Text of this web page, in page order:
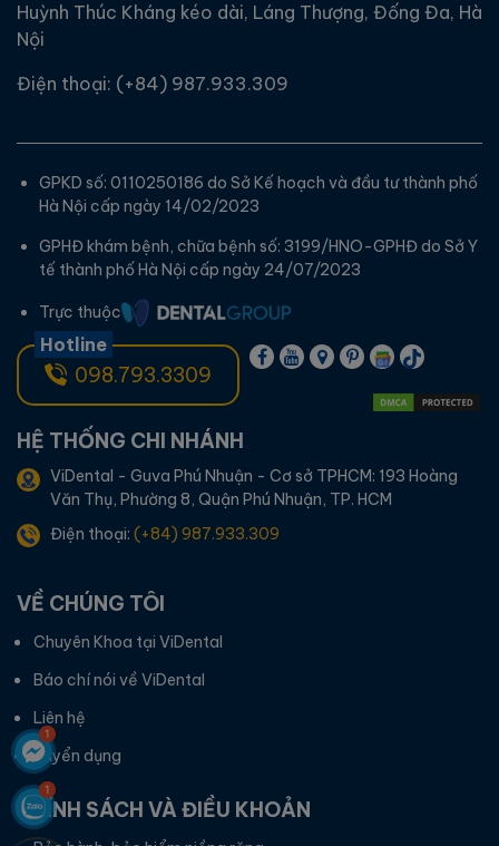
Huỳnh Thúc Kháng kéo dài, Láng Thượng, Đống Đa, Hà
Nội
Điện thoại: (+84) 987.933.309
GPKD số: 0110250186 do Sở Kế hoạch và đầu tư thành phố
Hà Nội cấp ngày 14/02/2023
GPHĐ khám bệnh, chữa bệnh số: 3199/HNO-GPHĐ do Sở Y
tế thành phố Hà Nội cấp ngày 24/07/2023
Trực thuộc
Hotline
098.793.3309
HỆ THỐNG CHI NHÁNH
ViDental - Guva Phú Nhuận - Cơ sở TPHCM: 193 Hoàng
Văn Thụ, Phường 8, Quận Phú Nhuận, TP. HCM
Điện thoại: (+84) 987.933.309
VỀ CHÚNG TÔI
Chuyên Khoa tại ViDental
Báo chí nói về ViDental
Liên hệ
Tuyển dụng
CHÍNH SÁCH VÀ ĐIỀU KHOẢN